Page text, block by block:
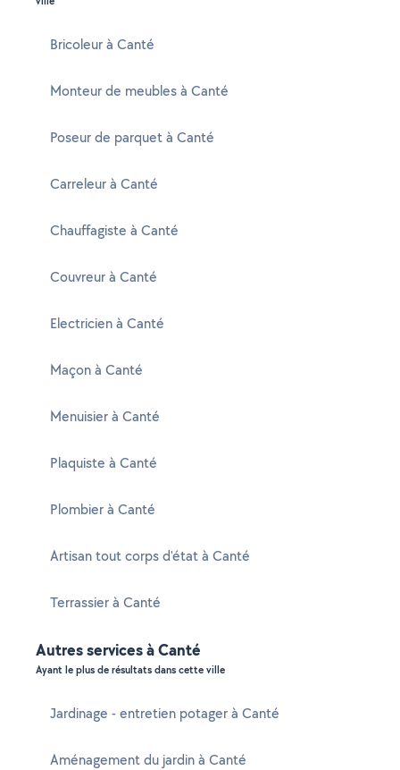
Bricoleur à Canté
Monteur de meubles à Canté
Poseur de parquet à Canté
Carreleur à Canté
Chauffagiste à Canté
Couvreur à Canté
Electricien à Canté
Maçon à Canté
Menuisier à Canté
Plaquiste à Canté
Plombier à Canté
Artisan tout corps d'état à Canté
Terrassier à Canté
Autres services à Canté
Ayant le plus de résultats dans cette ville
Jardinage - entretien potager à Canté
Aménagement du jardin à Canté